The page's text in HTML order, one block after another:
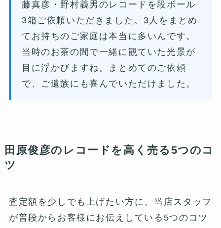
藤真彦・野村義男のレコードを段ボール
3箱ご依頼いただきました。3人をまとめ
てお持ちのご家庭は本当に多いんです。
当時のお茶の間で一緒に観ていた光景が
目に浮かびますね。まとめてのご依頼
で、ご遺族にも喜んでいただけました。
田原俊彦のレコードを高く売る5つのコ
ツ
査定額を少しでも上げたい方に、当店スタッフ
が普段からお客様にお伝えしている5つのコツ